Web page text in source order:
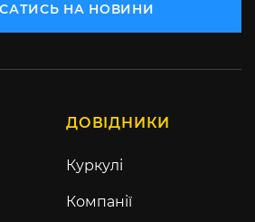
НА НОВИНИ
ДОВІДНИКИ
Куркулі
Компанії